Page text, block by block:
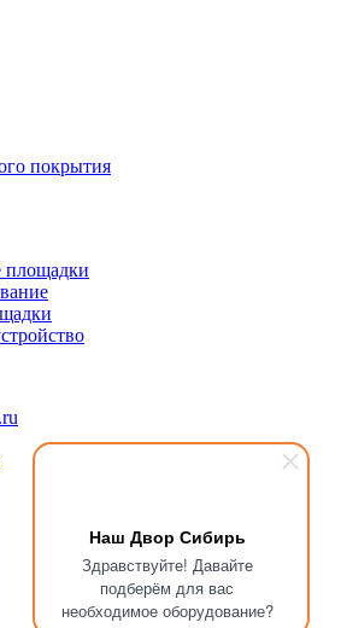
Наш Двор Сибирь
Здравствуйте! Давайте
подберём для вас
необходимое оборудование?
покрытия
площадки
для улучшения взаимодействия
Продолжая просмотр